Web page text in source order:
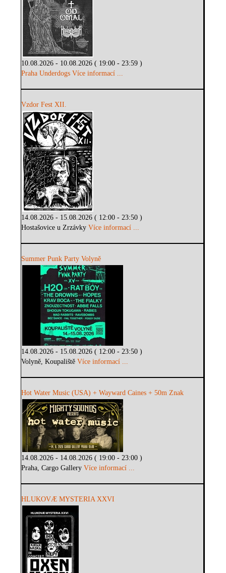
10.08.2026 - 10.08.2026 ( 19:00 - 23:59 )
Praha Underdogs Více informací ...
Vzdor Fest XII.
14.08.2026 - 15.08.2026 ( 12:00 - 23:50 )
Hostašovice u ZrzávkyVíce informací ...
Summer Punk Party Volyně
14.08.2026 - 15.08.2026 ( 12:00 - 23:50 )
Volyně, KoupalištěVíce informací ...
Hot Water Music (USA) + Wayward Caines + 50m Znak
14.08.2026 - 14.08.2026 ( 19:00 - 23:00 )
Praha, Cargo GalleryVíce informací ...
HLUKOVÆ MYSTERIA XXVI